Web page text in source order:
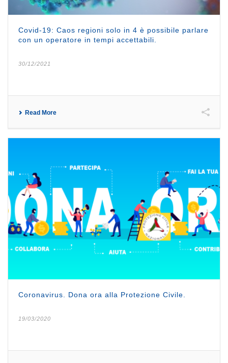
Covid-19: Caos regioni solo in 4 è possibile parlare
con un operatore in tempi accettabili.
30/12/2021
Read More
Coronavirus. Dona ora alla Protezione Civile.
19/03/2020